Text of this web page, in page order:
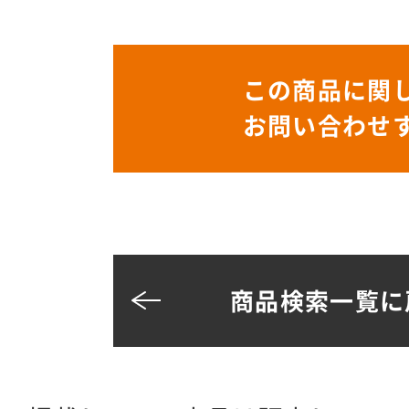
この商品に関
お問い合わせ
商品検索一覧